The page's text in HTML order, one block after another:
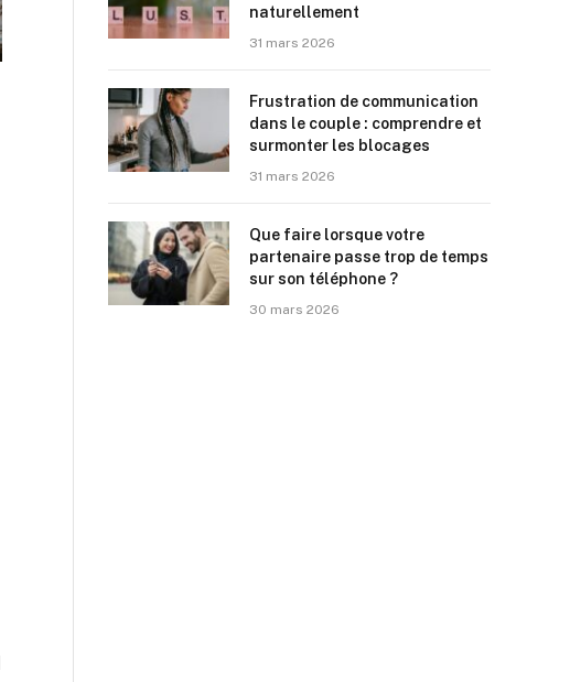
naturellement
31 mars 2026
Frustration de communication
dans le couple : comprendre et
surmonter les blocages
31 mars 2026
Que faire lorsque votre
partenaire passe trop de temps
sur son téléphone ?
30 mars 2026